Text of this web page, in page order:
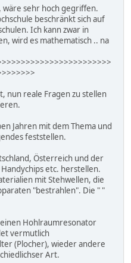
wäre sehr hoch gegriffen.
beschränkt sich auf
Ich kann zwar in
wird es mathematisch .. na
nun reale Fragen zu stellen
Jahren mit dem Thema und
feststellen.
Österreich und der
etc. herstellen.
mit Stehwellen, die
"bestrahlen". Die " "
Hohlraumresonator
vermutlich
(Plocher), wieder andere
Art.